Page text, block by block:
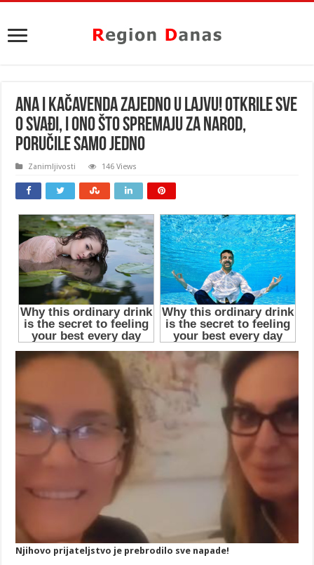
ANA I KAČAVENDA ZAJEDNO U LAJVU! Otkrile sve
o svađi, i ONO ŠTO SPREMAJU za narod,
PORUČILE SAMO JEDNO
Zanimljivosti 146 Views
Njihovo prijateljstvo je prebrodilo sve napade!